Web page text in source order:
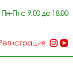
Пн-Пт с 9.00 до 18.00